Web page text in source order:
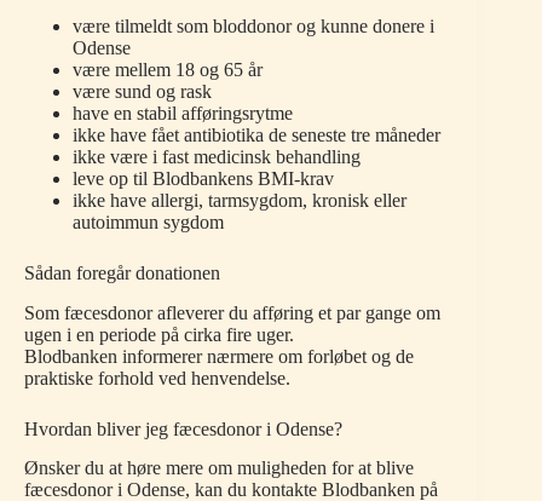
være tilmeldt som bloddonor og kunne donere i
Odense
være mellem 18 og 65 år
være sund og rask
have en stabil afføringsrytme
ikke have fået antibiotika de seneste tre måneder
ikke være i fast medicinsk behandling
leve op til Blodbankens BMI-krav
ikke have allergi, tarmsygdom, kronisk eller
autoimmun sygdom
Sådan foregår donationen
Som fæcesdonor afleverer du afføring et par gange om
ugen i en periode på cirka fire uger.
Blodbanken informerer nærmere om forløbet og de
praktiske forhold ved henvendelse.
Hvordan bliver jeg fæcesdonor i Odense?
Ønsker du at høre mere om muligheden for at blive
fæcesdonor i Odense, kan du kontakte Blodbanken på